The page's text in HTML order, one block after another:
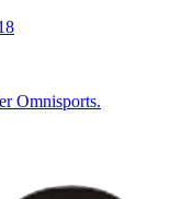
Omnisports.